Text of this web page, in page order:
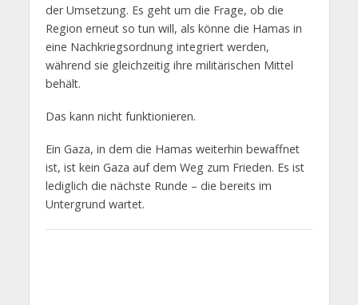
der Umsetzung. Es geht um die Frage, ob die
Region erneut so tun will, als könne die Hamas in
eine Nachkriegsordnung integriert werden,
während sie gleichzeitig ihre militärischen Mittel
behält.
Das kann nicht funktionieren.
Ein Gaza, in dem die Hamas weiterhin bewaffnet
ist, ist kein Gaza auf dem Weg zum Frieden. Es ist
lediglich die nächste Runde – die bereits im
Untergrund wartet.